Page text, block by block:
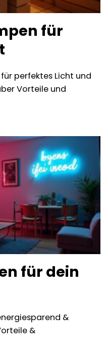
für
perfektes Licht und
Vorteile und
für dein
&
&